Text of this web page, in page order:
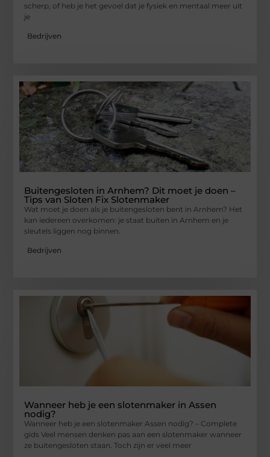
scherp, of heb je het gevoel dat je fysiek en mentaal meer uit
je
Bedrijven
Buitengesloten in Arnhem? Dit moet je doen –
Tips van Sloten Fix Slotenmaker
Wat moet je doen als je buitengesloten bent in Arnhem? Het
kan iedereen overkomen: je staat buiten in Arnhem en je
sleutels liggen nog binnen.
Bedrijven
Wanneer heb je een slotenmaker in Assen
nodig?
Wanneer heb je een slotenmaker Assen nodig? – Complete
gids Veel mensen denken pas aan een slotenmaker wanneer
ze buitengesloten staan. Toch zijn er veel meer